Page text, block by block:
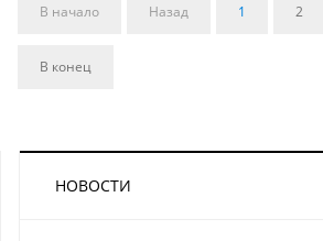
В начало Назад 1 2
В конец
НОВОСТИ